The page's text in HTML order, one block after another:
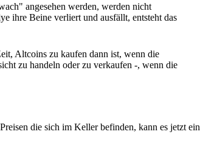
angesehen werden, werden nicht
ihre Beine verliert und ausfällt, entsteht das
Altcoins zu kaufen dann ist, wenn die
zu handeln oder zu verkaufen -, wenn die
die sich im Keller befinden, kann es jetzt ein